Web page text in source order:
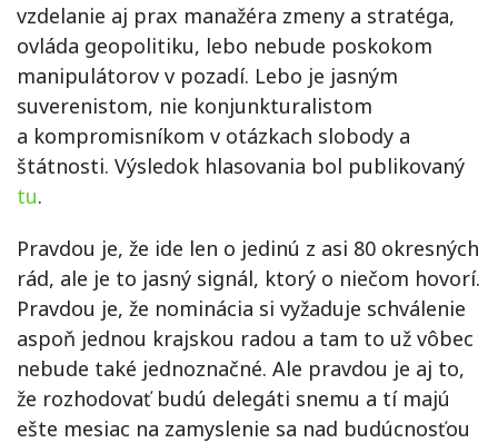
vzdelanie aj prax manažéra zmeny a stratéga,
ovláda geopolitiku, lebo nebude poskokom
manipulátorov v pozadí. Lebo je jasným
suverenistom, nie konjunkturalistom
a kompromisníkom v otázkach slobody a
štátnosti. Výsledok hlasovania bol publikovaný
tu.
Pravdou je, že ide len o jedinú z asi 80 okresných
rád, ale je to jasný signál, ktorý o niečom hovorí.
Pravdou je, že nominácia si vyžaduje schválenie
aspoň jednou krajskou radou a tam to už vôbec
nebude také jednoznačné. Ale pravdou je aj to,
že rozhodovať budú delegáti snemu a tí majú
ešte mesiac na zamyslenie sa nad budúcnosťou